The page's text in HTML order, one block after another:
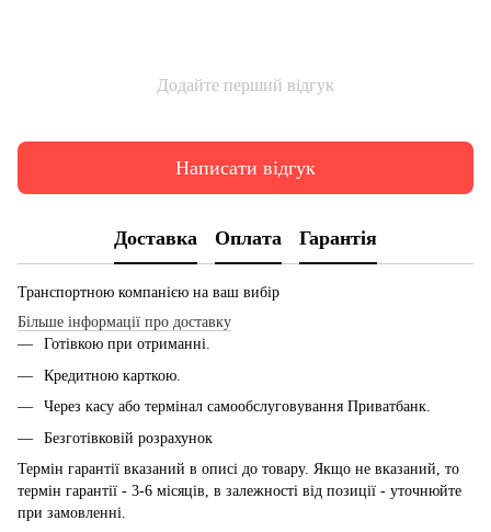
Додайте перший відгук
Написати відгук
Доставка Оплата Гарантія
Транспортною компанією на ваш вибір
Більше інформації про доставку
Готівкою при отриманні.
Кредитною карткою.
Через касу або термінал самообслуговування Приватбанк.
Безготівковій розрахунок
Термін гарантії вказаний в описі до товару. Якщо не вказаний, то
термін гарантії - 3-6 місяців, в залежності від позиції - уточнюйте
при замовленні.